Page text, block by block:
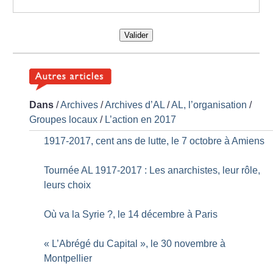
Valider
Dans /Archives /Archives d’AL /AL, l’organisation /
Groupes locaux / L’action en 2017
1917-2017, cent ans de lutte, le 7 octobre à Amiens
Tournée AL 1917-2017 : Les anarchistes, leur rôle,
leurs choix
Où va la Syrie ?, le 14 décembre à Paris
« L’Abrégé du Capital », le 30 novembre à
Montpellier